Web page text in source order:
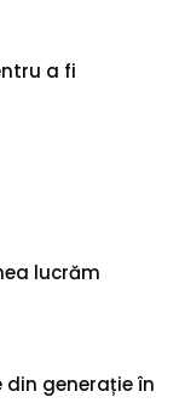
a fi
lucrăm
generație în